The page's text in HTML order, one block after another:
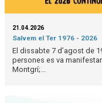
21.04.2026
Salvem el Ter 1976 - 2026
El dissabte 7 d’agost de
persones es va
Montgrí;...